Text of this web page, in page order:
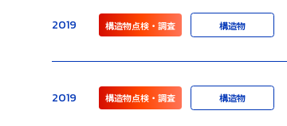
2019 構造物点検・調査 構造物
2019 構造物点検・調査 構造物